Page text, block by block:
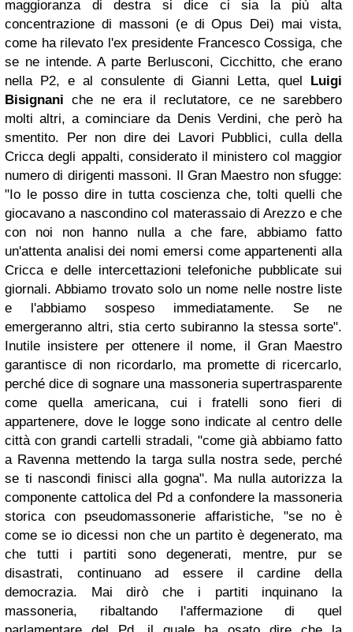
maggioranza di destra si dice ci sia la più alta
concentrazione di massoni (e di Opus Dei) mai vista,
come ha rilevato l'ex presidente Francesco Cossiga, che
se ne intende. A parte Berlusconi, Cicchitto, che erano
nella P2, e al consulente di Gianni Letta, quel Luigi
Bisignani che ne era il reclutatore, ce ne sarebbero
molti altri, a cominciare da Denis Verdini, che però ha
smentito. Per non dire dei Lavori Pubblici, culla della
Cricca degli appalti, considerato il ministero col maggior
numero di dirigenti massoni. Il Gran Maestro non sfugge:
"Io le posso dire in tutta coscienza che, tolti quelli che
giocavano a nascondino col materassaio di Arezzo e che
con noi non hanno nulla a che fare, abbiamo fatto
un'attenta analisi dei nomi emersi come appartenenti alla
Cricca e delle intercettazioni telefoniche pubblicate sui
giornali. Abbiamo trovato solo un nome nelle nostre liste
e l'abbiamo sospeso immediatamente. Se ne
emergeranno altri, stia certo subiranno la stessa sorte".
Inutile insistere per ottenere il nome, il Gran Maestro
garantisce di non ricordarlo, ma promette di ricercarlo,
perché dice di sognare una massoneria supertrasparente
come quella americana, cui i fratelli sono fieri di
appartenere, dove le logge sono indicate al centro delle
città con grandi cartelli stradali, "come già abbiamo fatto
a Ravenna mettendo la targa sulla nostra sede, perché
se ti nascondi finisci alla gogna". Ma nulla autorizza la
componente cattolica del Pd a confondere la massoneria
storica con pseudomassonerie affaristiche, "se no è
come se io dicessi non che un partito è degenerato, ma
che tutti i partiti sono degenerati, mentre, pur se
disastrati, continuano ad essere il cardine della
democrazia. Mai dirò che i partiti inquinano la
massoneria, ribaltando l'affermazione di quel